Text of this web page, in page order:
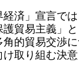
済」宣言で
護貿易主義」
角的貿易交渉
け取り組む決